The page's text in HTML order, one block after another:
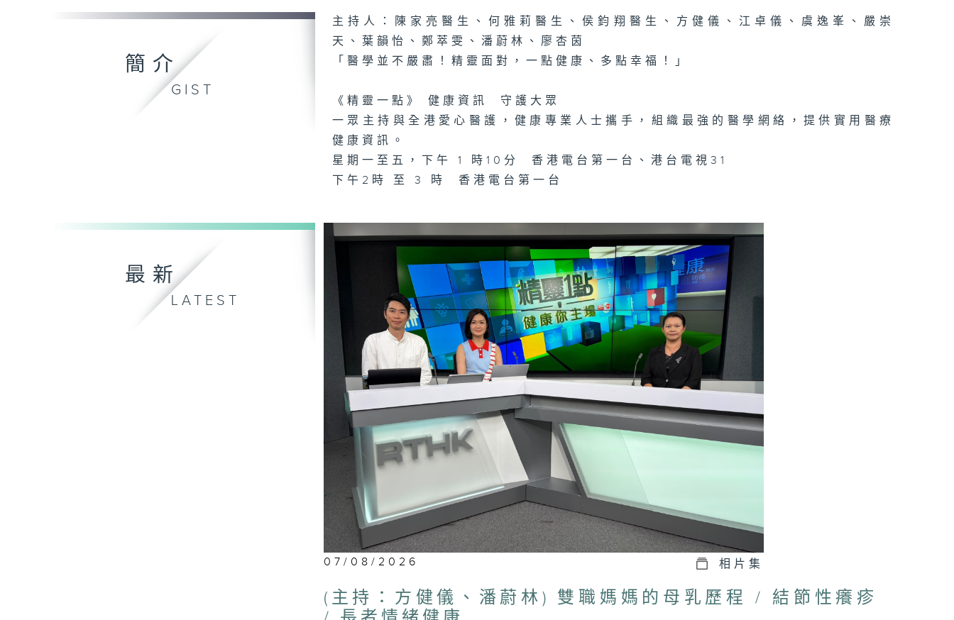
簡介
GIST
主持人：陳家亮醫生、何雅莉醫生、侯鈞翔醫生、方健儀、江卓儀、虞逸峯、嚴崇
天、葉韻怡、鄭萃雯、潘蔚林、廖杏茵
「醫學並不嚴肅！精靈面對，一點健康、多點幸福！」
《精靈一點》 健康資訊 守護大眾
一眾主持與全港愛心醫護，健康專業人士攜手，組織最強的醫學網絡，提供實用醫療
健康資訊。
星期一至五，下午 1 時10分 香港電台第一台、港台電視31
下午2時 至 3 時 香港電台第一台
最新
LATEST
07/08/2026 相片集
(主持：方健儀、潘蔚林) 雙職媽媽的母乳歷程 / 結節性癢疹